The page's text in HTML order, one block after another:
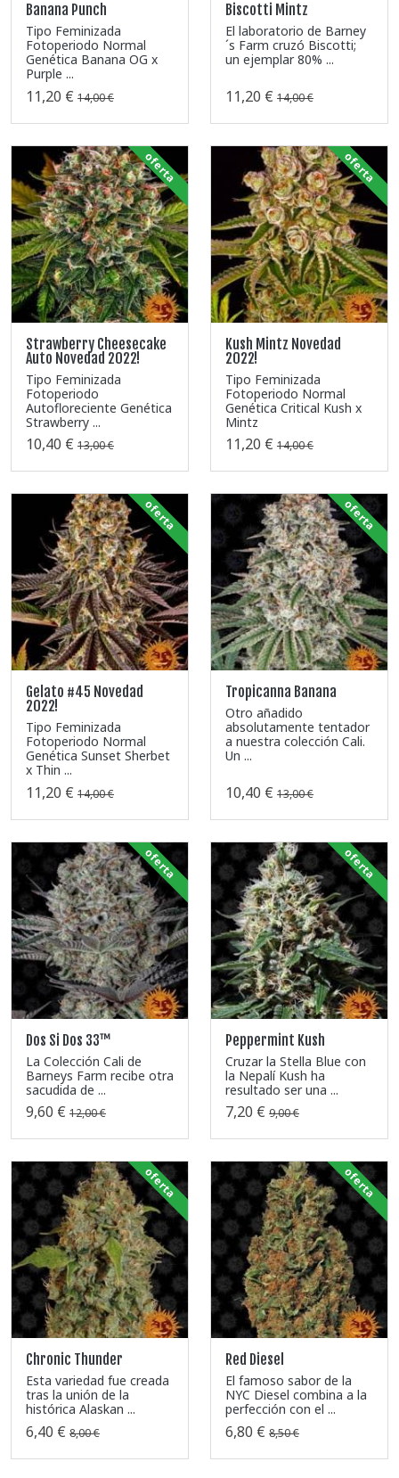
Banana Punch
Tipo Feminizada
Fotoperiodo Normal
Genética Banana OG x
Purple ...
11,20 € 14,00 €
Biscotti Mintz
El laboratorio de Barney
´s Farm cruzó Biscotti;
un ejemplar 80% ...
11,20 € 14,00 €
Strawberry Cheesecake
Auto Novedad 2022!
Tipo Feminizada
Fotoperiodo
Autofloreciente Genética
Strawberry ...
10,40 € 13,00 €
oferta
Kush Mintz Novedad
2022!
Tipo Feminizada
Fotoperiodo Normal
Genética Critical Kush x
Mintz
11,20 € 14,00 €
oferta
Gelato #45 Novedad
2022!
Tipo Feminizada
Fotoperiodo Normal
Genética Sunset Sherbet
x Thin ...
11,20 € 14,00 €
oferta
Tropicanna Banana
Otro añadido
absolutamente tentador
a nuestra colección Cali.
Un ...
10,40 € 13,00 €
oferta
Dos Si Dos 33™
La Colección Cali de
Barneys Farm recibe otra
sacudida de ...
9,60 € 12,00 €
oferta
Peppermint Kush
Cruzar la Stella Blue con
la Nepalí Kush ha
resultado ser una ...
7,20 € 9,00 €
oferta
Chronic Thunder
Esta variedad fue creada
tras la unión de la
histórica Alaskan ...
6,40 € 8,00 €
oferta
Red Diesel
El famoso sabor de la
NYC Diesel combina a la
perfección con el ...
6,80 € 8,50 €
oferta